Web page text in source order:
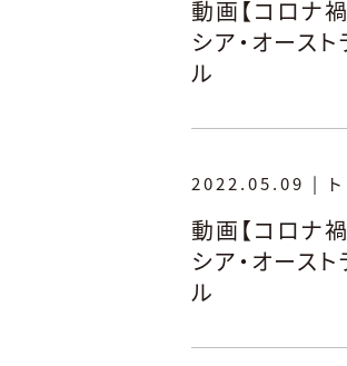
動画【コロナ
シア・オース
ル
2022.05.09 |
動画【コロナ
シア・オース
ル